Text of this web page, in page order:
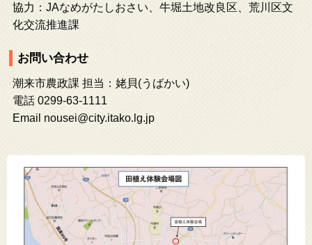
協力：JAなめがたしおさい、牛堀土地改良区、荒川区文
化交流推進課
お問い合わせ
潮来市農政課 担当：姥貝(うばかい)
電話 0299-63-1111
Email nousei@city.itako.lg.jp